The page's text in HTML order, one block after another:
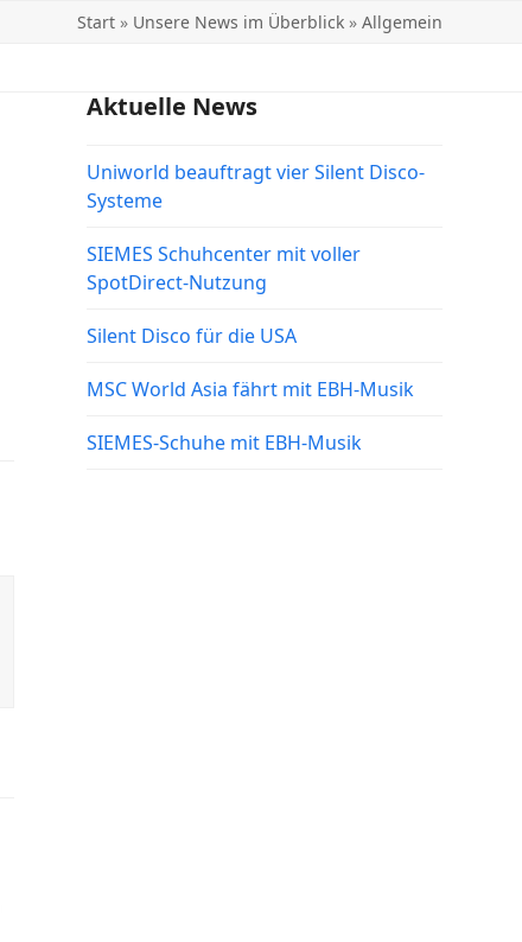
Start» Unsere News im Überblick» Allgemein
Aktuelle News
Uniworld beauftragt vier Silent Disco-
Systeme
SIEMES Schuhcenter mit voller
SpotDirect-Nutzung
Silent Disco für die USA
MSC World Asia fährt mit EBH-Musik
SIEMES-Schuhe mit EBH-Musik